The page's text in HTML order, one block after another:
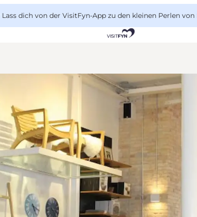
dich von der VisitFyn-App zu den kleinen Perlen